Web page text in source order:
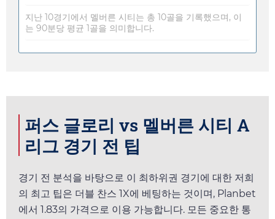
지난 10경기에서 멜버른 시티는 총 10골을 기록했으며, 이
는 90분당 평균 1골을 의미합니다.
퍼스 글로리 vs 멜버른 시티 A
리그 경기 전 팁
경기 전 분석을 바탕으로 이 최하위권 경기에 대한 저희
의 최고 팁은 더블 찬스 1X에 베팅하는 것이며, Planbet
에서 1.83의 가격으로 이용 가능합니다. 모든 중요한 통